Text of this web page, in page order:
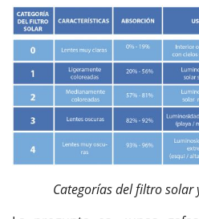
Categorías del filtro solar